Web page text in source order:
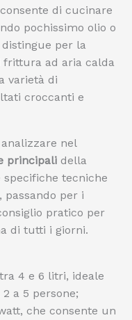
di cucinare
pochissimo olio o
per la
ad aria calda
varietà di
croccanti e
nel
principali della
specifiche tecniche
per i
pratico per
di tutti i giorni.
4 e 6 litri, ideale
a 5 persone;
che consente un